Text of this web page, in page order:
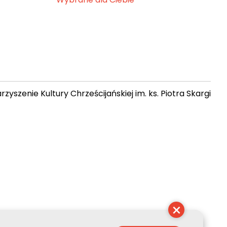
Kultury Chrześcijańskiej im. ks. Piotra Skargi
×